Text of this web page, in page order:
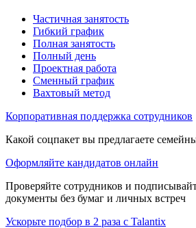
Частичная занятость
Гибкий график
Полная занятость
Полный день
Проектная работа
Сменный график
Вахтовый метод
Корпоративная поддержка сотрудников
Какой соцпакет вы предлагаете
Оформляйте кандидатов онлайн
Проверяйте сотрудников и
документы без бумаг и личных встреч
Ускорьте подбор в 2 раза с Talantix